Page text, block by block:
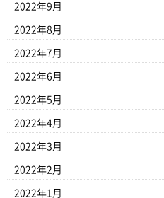
2022年9月
2022年8月
2022年7月
2022年6月
2022年5月
2022年4月
2022年3月
2022年2月
2022年1月